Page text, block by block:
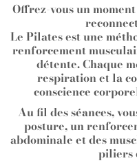
Offrez-vous un
Le Pilates est une
renforcement
détente. Chaque
respiration et la
conscience
Au fil des séances,
posture, un
abdominale et des
piliers